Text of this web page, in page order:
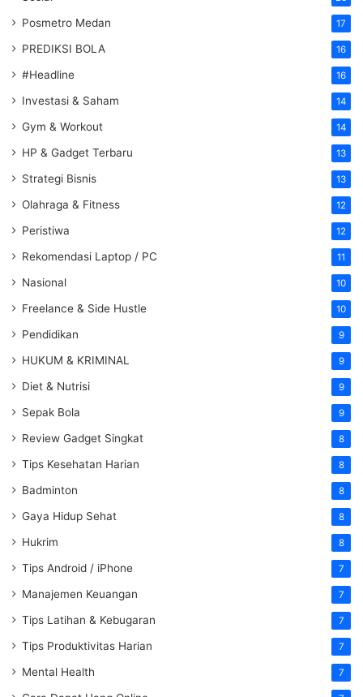
Posmetro Medan 17
PREDIKSI BOLA 16
#Headline 16
Investasi & Saham 14
Gym & Workout 14
HP & Gadget Terbaru 13
Strategi Bisnis 13
Olahraga & Fitness 12
Peristiwa 12
Rekomendasi Laptop / PC 11
Nasional 10
Freelance & Side Hustle 10
Pendidikan 9
HUKUM & KRIMINAL 9
Diet & Nutrisi 9
Sepak Bola 9
Review Gadget Singkat 8
Tips Kesehatan Harian 8
Badminton 8
Gaya Hidup Sehat 8
Hukrim 8
Tips Android / iPhone 7
Manajemen Keuangan 7
Tips Latihan & Kebugaran 7
Tips Produktivitas Harian 7
Mental Health 7